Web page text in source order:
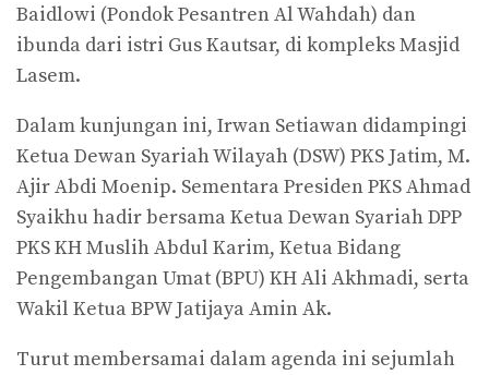
Baidlowi (Pondok Pesantren Al Wahdah) dan
ibunda dari istri Gus Kautsar, di kompleks Masjid
Lasem.
Dalam kunjungan ini, Irwan Setiawan didampingi
Ketua Dewan Syariah Wilayah (DSW) PKS Jatim, M.
Ajir Abdi Moenip. Sementara Presiden PKS Ahmad
Syaikhu hadir bersama Ketua Dewan Syariah DPP
PKS KH Muslih Abdul Karim, Ketua Bidang
Pengembangan Umat (BPU) KH Ali Akhmadi, serta
Wakil Ketua BPW Jatijaya Amin Ak.
Turut membersamai dalam agenda ini sejumlah